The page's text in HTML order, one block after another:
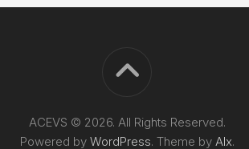
ACEVS © 2026. All Rights Reserved.
Powered by WordPress. Theme by Alx.